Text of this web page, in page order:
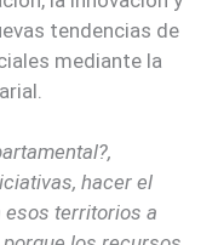
tendencias de
mediante la
hacer el
esos territorios a